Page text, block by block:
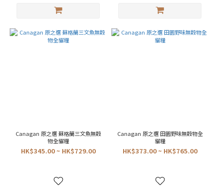
Canagan 原之選 蘇格蘭三文魚無穀
物全貓糧
HK$345.00 ~ HK$729.00
Canagan 原之選 田園野味無穀物全
貓糧
HK$373.00 ~ HK$765.00